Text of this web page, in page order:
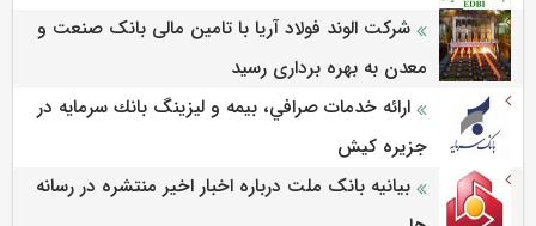
شرکت الوند فولاد آریا با تامین مالی بانک صنعت و
معدن به بهره برداری رسید
ارائه خدمات صرافي، بيمه و ليزينگ بانك سرمايه در
جزيره كيش
بیانیه بانک ملت درباره اخبار اخیر منتشره در رسانه